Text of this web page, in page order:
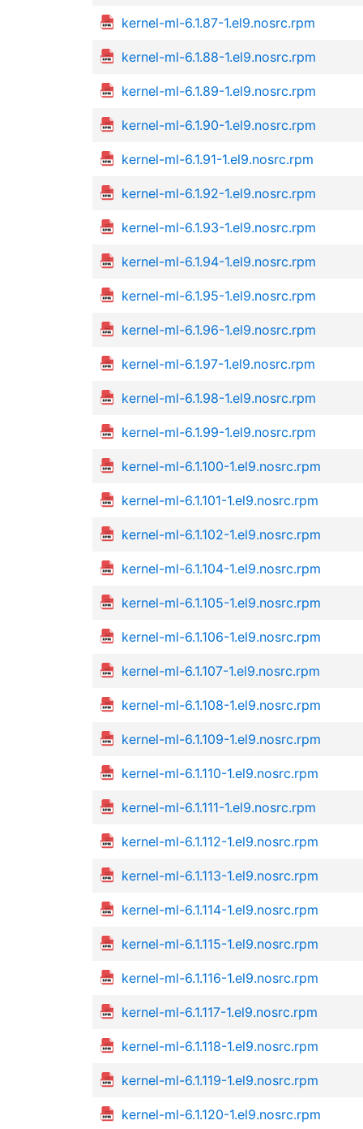
kernel-ml-6.1.87-1.el9.nosrc.rpm
kernel-ml-6.1.88-1.el9.nosrc.rpm
kernel-ml-6.1.89-1.el9.nosrc.rpm
kernel-ml-6.1.90-1.el9.nosrc.rpm
kernel-ml-6.1.91-1.el9.nosrc.rpm
kernel-ml-6.1.92-1.el9.nosrc.rpm
kernel-ml-6.1.93-1.el9.nosrc.rpm
kernel-ml-6.1.94-1.el9.nosrc.rpm
kernel-ml-6.1.95-1.el9.nosrc.rpm
kernel-ml-6.1.96-1.el9.nosrc.rpm
kernel-ml-6.1.97-1.el9.nosrc.rpm
kernel-ml-6.1.98-1.el9.nosrc.rpm
kernel-ml-6.1.99-1.el9.nosrc.rpm
kernel-ml-6.1.100-1.el9.nosrc.rpm
kernel-ml-6.1.101-1.el9.nosrc.rpm
kernel-ml-6.1.102-1.el9.nosrc.rpm
kernel-ml-6.1.104-1.el9.nosrc.rpm
kernel-ml-6.1.105-1.el9.nosrc.rpm
kernel-ml-6.1.106-1.el9.nosrc.rpm
kernel-ml-6.1.107-1.el9.nosrc.rpm
kernel-ml-6.1.108-1.el9.nosrc.rpm
kernel-ml-6.1.109-1.el9.nosrc.rpm
kernel-ml-6.1.110-1.el9.nosrc.rpm
kernel-ml-6.1.111-1.el9.nosrc.rpm
kernel-ml-6.1.112-1.el9.nosrc.rpm
kernel-ml-6.1.113-1.el9.nosrc.rpm
kernel-ml-6.1.114-1.el9.nosrc.rpm
kernel-ml-6.1.115-1.el9.nosrc.rpm
kernel-ml-6.1.116-1.el9.nosrc.rpm
kernel-ml-6.1.117-1.el9.nosrc.rpm
kernel-ml-6.1.118-1.el9.nosrc.rpm
kernel-ml-6.1.119-1.el9.nosrc.rpm
kernel-ml-6.1.120-1.el9.nosrc.rpm